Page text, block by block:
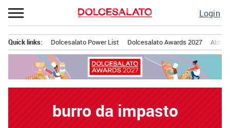
Passa
al
Login
principale
Quick links: Dolcesalato Power List Dolcesalato Awards 2027
burro da impasto